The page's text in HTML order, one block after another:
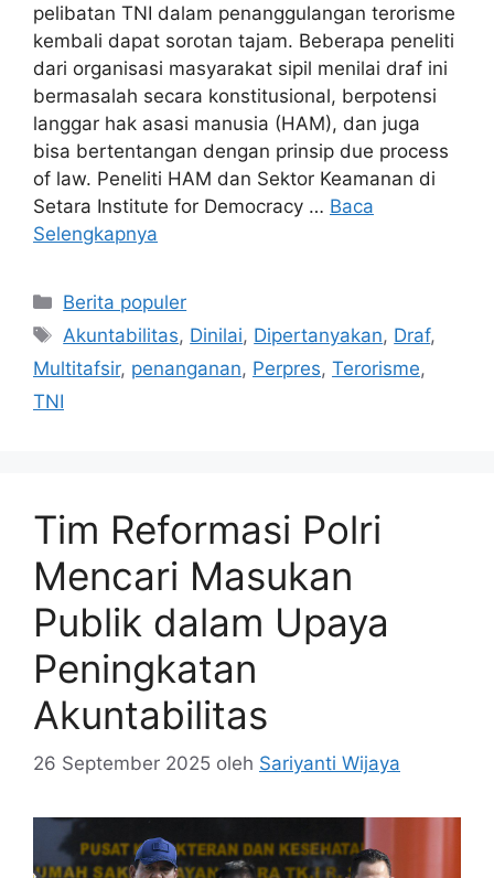
pelibatan TNI dalam penanggulangan terorisme
kembali dapat sorotan tajam. Beberapa peneliti
dari organisasi masyarakat sipil menilai draf ini
bermasalah secara konstitusional, berpotensi
langgar hak asasi manusia (HAM), dan juga
bisa bertentangan dengan prinsip due process
of law. Peneliti HAM dan Sektor Keamanan di
Setara Institute for Democracy … Baca
Selengkapnya
Kategori
Berita populer
Tag
Akuntabilitas, Dinilai, Dipertanyakan, Draf,
Multitafsir, penanganan, Perpres, Terorisme,
TNI
Tim Reformasi Polri
Mencari Masukan
Publik dalam Upaya
Peningkatan
Akuntabilitas
26 September 2025 oleh Sariyanti Wijaya